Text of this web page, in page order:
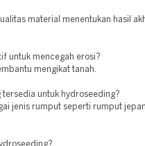
material menentukan hasil
untuk mencegah erosi?
mengikat tanah.
tersedia untuk hydroseeding?
jenis rumput seperti rumput